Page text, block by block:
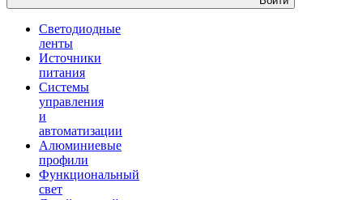
Светодиодные
ленты
Источники
питания
Системы
управления
и
автоматизации
Алюминиевые
профили
Функциональный
свет